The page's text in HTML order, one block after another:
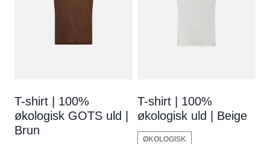
T-shirt | 100%
økologisk GOTS uld |
Brun
T-shirt | 100%
økologisk uld | Beige
ØKOLOGISK